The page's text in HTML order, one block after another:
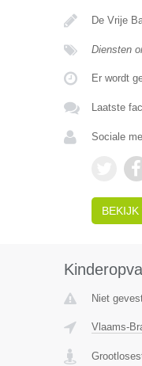
De Vrije
Diensten
Er wordt
Laatste
Sociale
BEKIJK
Niet
Vlaams-